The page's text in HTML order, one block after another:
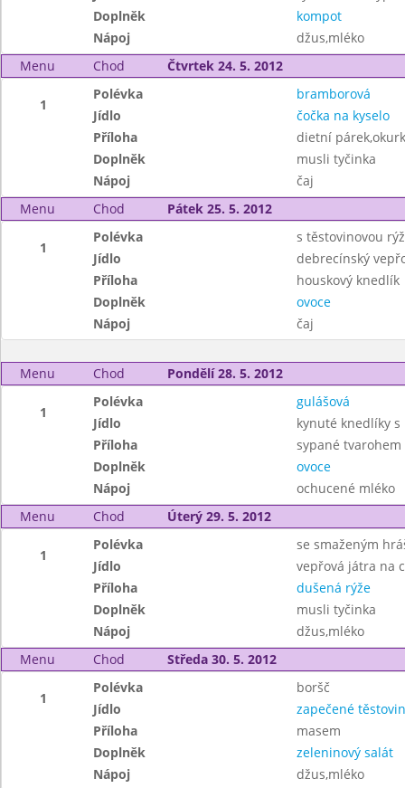
Doplněk
kompot
Nápoj
džus,mléko
Menu
Chod Čtvrtek 24. 5. 2012
1
Polévka
bramborová
Jídlo
čočka na kyselo
Příloha
dietní
Doplněk
musli tyčinka
Nápoj
čaj
Menu
Chod Pátek 25. 5. 2012
1
Polévka
s těstovinovou
Jídlo
debrecínský
Příloha
houskový knedlík
Doplněk
ovoce
Nápoj
čaj
Menu Chod Pondělí 28. 5. 2012
1
Polévka
gulášová
Jídlo
kynuté knedlíky
Příloha
sypané tvarohem
Doplněk
ovoce
Nápoj
ochucené mléko
Menu
Chod Úterý 29. 5. 2012
1
Polévka
se smaženým
Jídlo
vepřová játra na
Příloha
dušená rýže
Doplněk
musli tyčinka
Nápoj
džus,mléko
Menu
Chod Středa 30. 5. 2012
1
Polévka
boršč
Jídlo
zapečené
Příloha
masem
Doplněk
zeleninový salát
Nápoj
džus,mléko